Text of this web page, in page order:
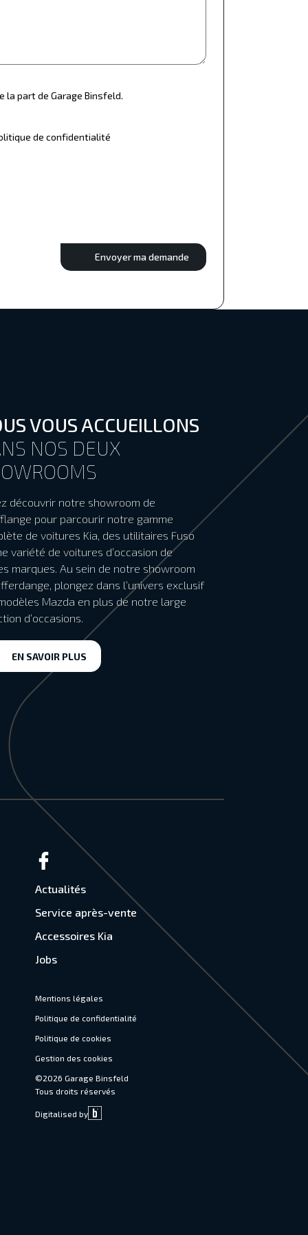
la part de Garage Binsfeld.
de confidentialité
Envoyer ma demande
VOUS ACCUEILLONS
NOS DEUX
découvrir notre showroom de
pour parcourir notre gamme
de voitures Kia, des utilitaires Fuso
variété de voitures d’occasion de
marques. Au sein de notre showroom
plongez dans l’univers exclusif
Mazda en plus de notre large
d’occasions.
EN SAVOIR PLUS
Actualités
Service après-vente
Accessoires Kia
Jobs
Mentions légales
Politique de confidentialité
Politique de cookies
Gestion des cookies
©2026 Garage Binsfeld
Tous droits réservés
Digitalised by